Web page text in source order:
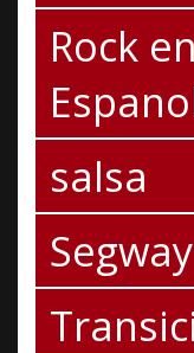
Rock en
salsa
Segway